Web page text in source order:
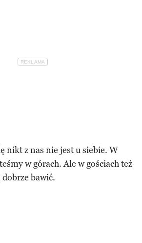
nikt z nas nie jest u siebie. W
w górach. Ale w gościach też
bawić.